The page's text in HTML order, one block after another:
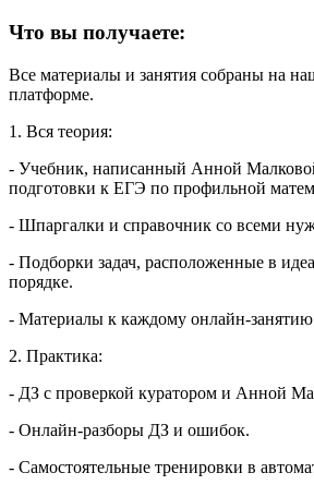
Что вы получаете:
Все материалы и занятия собраны на
платформе.
1. Вся теория:
- Учебник, написанный Анной
подготовки к ЕГЭ по профильной
- Шпаргалки и справочник со всеми
- Подборки задач, расположенные в
порядке.
- Материалы к каждому онлайн-
2. Практика:
- ДЗ с проверкой куратором и Анной
- Онлайн-разборы ДЗ и ошибок.
- Самостоятельные тренировки в